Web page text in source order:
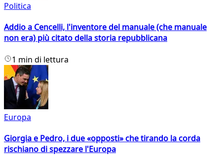
Politica
Addio a Cencelli, l'inventore del manuale (che manuale
non era) più citato della storia repubblicana
1 min di lettura
Europa
Giorgia e Pedro, i due «opposti» che tirando la corda
rischiano di spezzare l'Europa